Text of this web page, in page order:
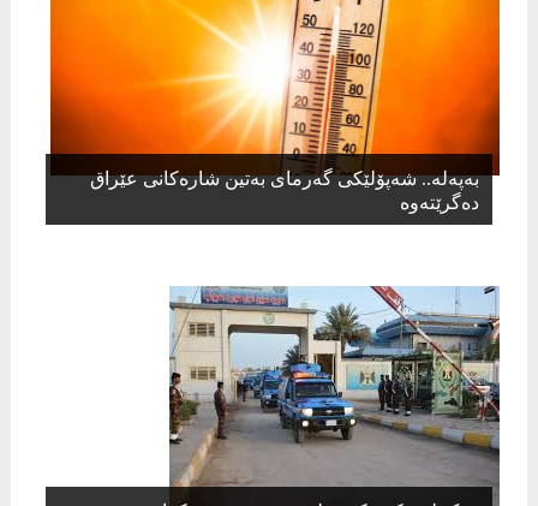
بەپەلە.. شەپۆلێکی گەرمای بەتین شارەکانی عێراق
دەگرێتەوە